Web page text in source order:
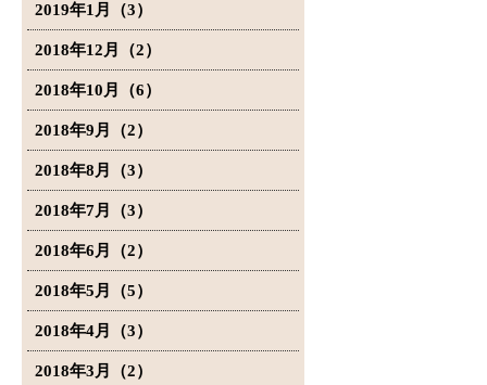
2019年1月（3）
2018年12月（2）
2018年10月（6）
2018年9月（2）
2018年8月（3）
2018年7月（3）
2018年6月（2）
2018年5月（5）
2018年4月（3）
2018年3月（2）